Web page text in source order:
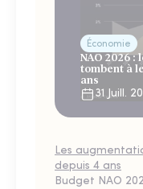
Économie
NAO 2026
tombent à
ans
31 Juill.
Les
depuis 4 ans
Budget NAO